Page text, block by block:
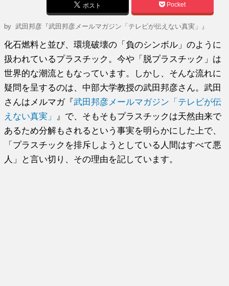
ポスト Pocket
by武田邦彦『武田邦彦メールマガジン「テレビが伝えない真実」』
化石燃料と並び、環境破壊の「負のシンボル」のように
扱われているプラスチック。今や「脱プラスチック」は
世界的な潮流ともなっています。しかし、そんな流れに
疑問を呈するのは、中部大学教授の武田邦彦さん。武田
さんはメルマガ『武田邦彦メールマガジン「テレビが伝
えない真実」
』で、そもそもプラスチックは天然由来で
あるため分解もされるという事実を明らかにした上で、
「プラスチックを排斥しようとしている人間はすべて悪
人」と言い切り、その理由を記しています。